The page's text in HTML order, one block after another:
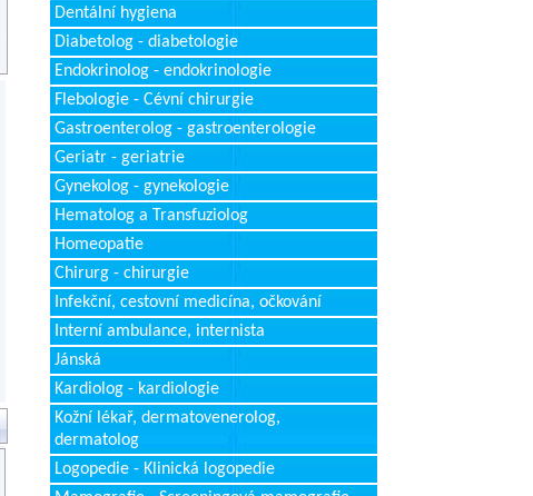
Dentální hygiena
Diabetolog - diabetologie
Endokrinolog - endokrinologie
Flebologie - Cévní chirurgie
Gastroenterolog - gastroenterologie
Geriatr - geriatrie
Gynekolog - gynekologie
Hematolog a Transfuziolog
Homeopatie
Chirurg - chirurgie
Infekční, cestovní medicína, očkování
Interní ambulance, internista
Jánská
Kardiolog - kardiologie
Kožní lékař, dermatovenerolog,
dermatolog
Logopedie - Klinická logopedie